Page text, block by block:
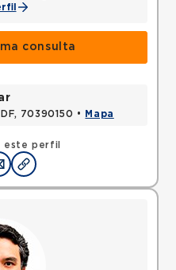
consulta
este perfil
70390150 • Mapa